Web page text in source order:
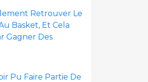
Retrouver Le
Basket, Et Cela
Gagner Des
Pu Faire Partie De